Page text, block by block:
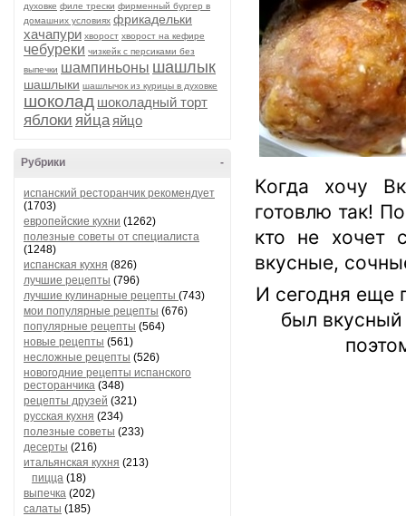
духовке филе трески фирменный бургер в
домашних условиях фрикадельки
хачапури хворост хворост на кефире
чебуреки чизкейк с персиками без
выпечки шампиньоны шашлык
шашлыки шашлычок из курицы в духовке
шоколад шоколадный торт
яблоки яйца яйцо
-
Рубрики
испанский ресторанчик рекомендует
(1703)
европейские кухни (1262)
полезные советы от специалиста
(1248)
испанская кухня (826)
лучшие рецепты (796)
лучшие кулинарные рецепты (743)
мои популярные рецепты (676)
популярные рецепты (564)
новые рецепты (561)
несложные рецепты (526)
новогодние рецепты испанского
ресторанчика (348)
рецепты друзей (321)
русская кухня (234)
полезные советы (233)
десерты (216)
итальянская кухня (213)
пицца (18)
выпечка (202)
салаты (185)
Когда хочу
готовлю так!
кто не хочет
вкусные,
И сегодня еще
был